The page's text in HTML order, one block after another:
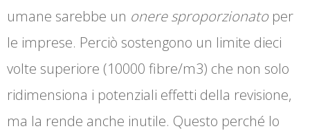
umane sarebbe un onere sproporzionato per
le imprese. Perciò sostengono un limite dieci
volte superiore (10000 fibre/m3) che non solo
ridimensiona i potenziali effetti della revisione,
ma la rende anche inutile. Questo perché lo